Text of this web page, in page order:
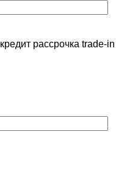
кредит рассрочка trade-in